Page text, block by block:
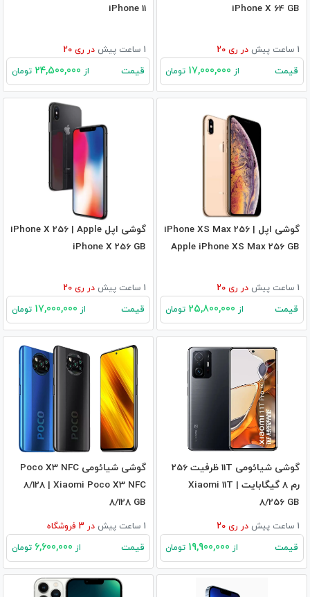
iPhone X 64 GB
1 ساعت پیش در ری 20
قیمت از تومان
iPhone 11
1 ساعت پیش در ری 20
قیمت از تومان
گوشی اپل iPhone XS Max 256 |
Apple iPhone XS Max 256 GB
1 ساعت پیش در ری 20
قیمت از تومان
گوشی اپل iPhone X 256 | Apple
iPhone X 256 GB
1 ساعت پیش در ری 20
قیمت از تومان
گوشی شیائومی 11T ظرفیت 256
رم 8 گیگابایت | Xiaomi 11T
8/256 GB
1 ساعت پیش در ری 20
قیمت از تومان
گوشی شیائومی Poco X3 NFC
8/128 | Xiaomi Poco X3 NFC
8/128 GB
1 ساعت پیش در فروشگاه
قیمت از تومان